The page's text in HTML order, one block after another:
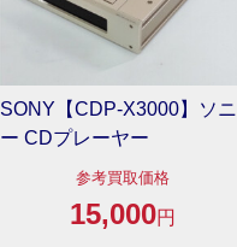
SONY【CDP-X3000】ソニ
ー CDプレーヤー
参考買取価格
15,000円